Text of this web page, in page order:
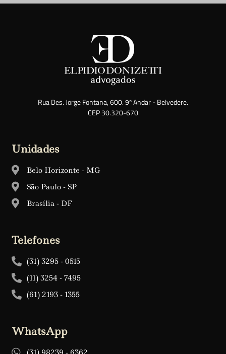
Rua Des. Jorge Fontana, 600. 9º Andar - Belvedere.
CEP 30.320-670
Unidades
Belo Horizonte - MG
São Paulo - SP
Brasília - DF
Telefones
(31) 3295 - 0515
(11) 3254 - 7495
(61) 2193 - 1355
WhatsApp